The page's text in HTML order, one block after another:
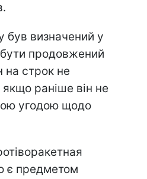
був визначений у
продовжений
на строк не
якщо раніше він не
угодою щодо
є предметом